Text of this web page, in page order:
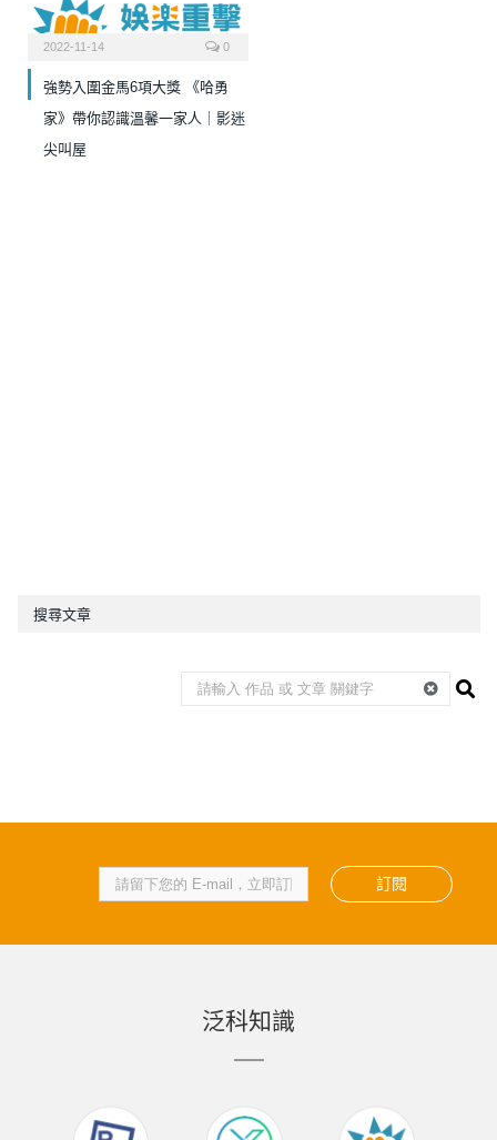
2022-11-14 0
強勢入圍金馬6項大獎 《哈勇
家》帶你認識溫馨一家人｜影迷
尖叫屋
搜尋文章
訂閱
泛科知識